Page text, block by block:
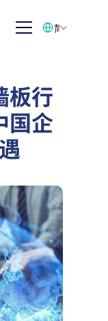
板行
国企
简体中文